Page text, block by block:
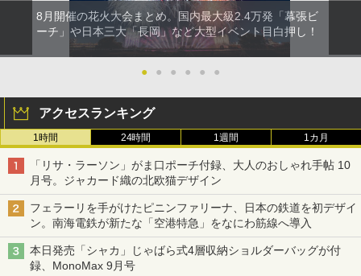
8月開催の花火大会まとめ。国内最大級2.4万発「幕張ビ
ーチ」や日本三大「長岡」など大型イベント目白押し！
● ● ● ● ● ●
アクセスランキング
1時間 24時間 1週間 1カ月
「リサ・ラーソン」がま口ポーチ付録、大人のおしゃれ手帖 10
月号。ジャカード織の北欧猫デザイン
フェラーリを手がけたピニンファリーナ、日本の鉄道を初デザイ
ン。南海電鉄が新たな「空港特急」をなにわ筋線へ導入
本日発売「シャカ」じゃばら式4層収納ショルダーバッグが付
録、MonoMax 9月号